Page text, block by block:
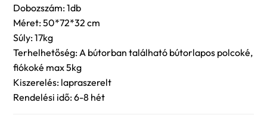
Dobozszám: 1db
Méret: 50*72*32 cm
Súly: 17kg
Terhelhetőség: A bútorban található bútorlapos polcoké,
fiókoké max 5kg
Kiszerelés: lapraszerelt
Rendelési idő: 6-8 hét